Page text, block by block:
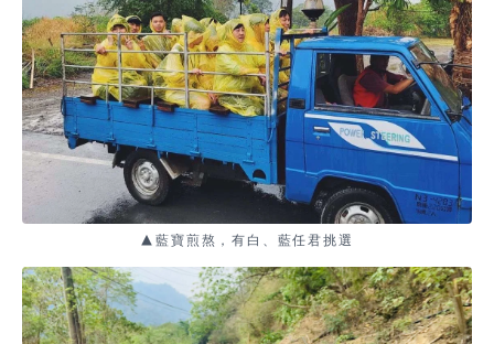
▲藍寶煎熬，有白、藍任君挑選